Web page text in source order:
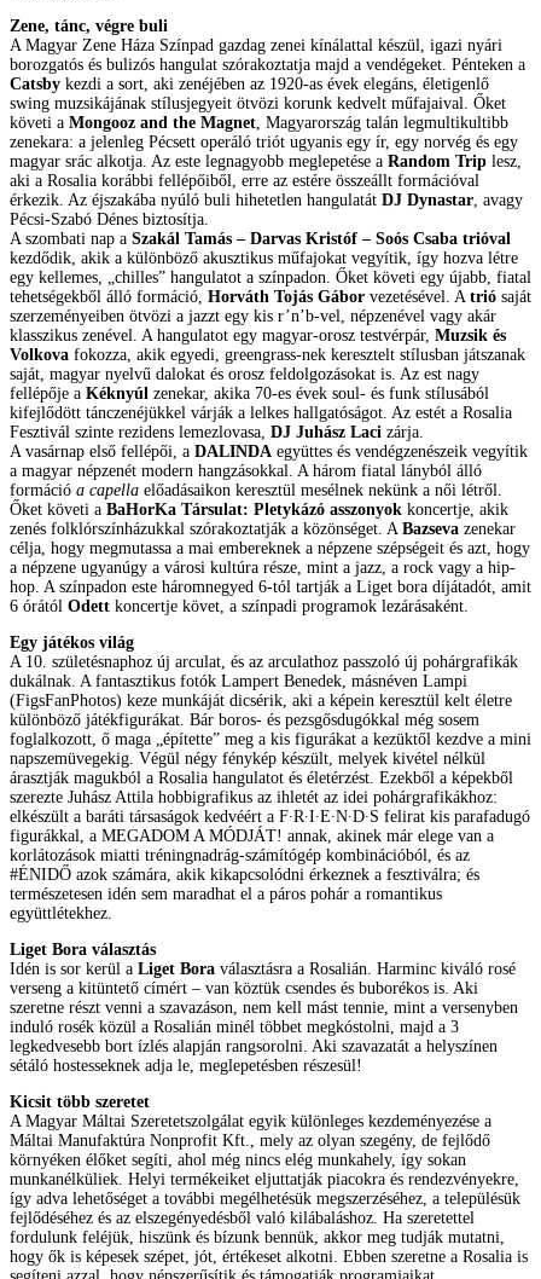
Zene, tánc, végre buli
A Magyar Zene Háza Színpad gazdag zenei kínálattal készül, igazi nyári
borozgatós és bulizós hangulat szórakoztatja majd a vendégeket. Pénteken a
Catsby kezdi a sort, aki zenéjében az 1920-as évek elegáns, életigenlő
swing muzsikájának stílusjegyeit ötvözi korunk kedvelt műfajaival. Őket
követi a Mongooz and the Magnet , Magyarország talán legmultikultibb
zenekara: a jelenleg Pécsett operáló triót ugyanis egy ír, egy norvég és egy
magyar srác alkotja. Az este legnagyobb meglepetése a Random Trip lesz,
aki a Rosalia korábbi fellépőiből, erre az estére összeállt formációval
érkezik. Az éjszakába nyúló buli hihetetlen hangulatát DJ Dynastar , avagy
Pécsi-Szabó Dénes biztosítja.
A szombati nap a Szakál Tamás – Darvas Kristóf – Soós Csaba trióval
kezdődik, akik a különböző akusztikus műfajokat vegyítik, így hozva létre
egy kellemes, „chilles” hangulatot a színpadon. Őket követi egy újabb, fiatal
tehetségekből álló formáció, Horváth Tojás Gábor vezetésével. A trió saját
szerzeményeiben ötvözi a jazzt egy kis r’n’b-vel, népzenével vagy akár
klasszikus zenével. A hangulatot egy magyar-orosz testvérpár, Muzsik és
Volkova fokozza, akik egyedi, greengrass-nek keresztelt stílusban játszanak
saját, magyar nyelvű dalokat és orosz feldolgozásokat is. Az est nagy
fellépője a Kéknyúl zenekar, akika 70-es évek soul- és funk stílusából
kifejlődött tánczenéjükkel várják a lelkes hallgatóságot. Az estét a Rosalia
Fesztivál szinte rezidens lemezlovasa, DJ Juhász Laci zárja.
A vasárnap első fellépői, a DALINDA együttes és vendégzenészeik vegyítik
a magyar népzenét modern hangzásokkal. A három fiatal lányból álló
formáció a capella előadásaikon keresztül mesélnek nekünk a női létről.
Őket követi a BaHorKa Társulat: Pletykázó asszonyok koncertje, akik
zenés folklórszínházukkal szórakoztatják a közönséget. A Bazseva zenekar
célja, hogy megmutassa a mai embereknek a népzene szépségeit és azt, hogy
a népzene ugyanúgy a városi kultúra része, mint a jazz, a rock vagy a hip-
hop. A színpadon este háromnegyed 6-tól tartják a Liget bora díjátadót, amit
6 órától Odett koncertje követ, a színpadi programok lezárásaként.
Egy játékos világ
A 10. születésnaphoz új arculat, és az arculathoz passzoló új pohárgrafikák
dukálnak. A fantasztikus fotók Lampert Benedek, másnéven Lampi
(FigsFanPhotos) keze munkáját dicsérik, aki a képein keresztül kelt életre
különböző játékfigurákat. Bár boros- és pezsgősdugókkal még sosem
foglalkozott, ő maga „építette” meg a kis figurákat a kezüktől kezdve a mini
napszemüvegekig. Végül négy fénykép készült, melyek kivétel nélkül
árasztják magukból a Rosalia hangulatot és életérzést. Ezekből a képekből
szerezte Juhász Attila hobbigrafikus az ihletét az idei pohárgrafikákhoz:
elkészült a baráti társaságok kedvéért a F∙R∙I∙E∙N∙D∙S felirat kis parafadugó
figurákkal, a MEGADOM A MÓDJÁT! annak, akinek már elege van a
korlátozások miatti tréningnadrág-számítógép kombinációból, és az
#ÉNIDŐ azok számára, akik kikapcsolódni érkeznek a fesztiválra; és
természetesen idén sem maradhat el a páros pohár a romantikus
együttlétekhez.
Liget Bora választás
Idén is sor kerül a Liget Bora választásra a Rosalián. Harminc kiváló rosé
verseng a kitüntető címért – van köztük csendes és buborékos is. Aki
szeretne részt venni a szavazáson, nem kell mást tennie, mint a versenyben
induló rosék közül a Rosalián minél többet megkóstolni, majd a 3
legkedvesebb bort ízlés alapján rangsorolni. Aki szavazatát a helyszínen
sétáló hostesseknek adja le, meglepetésben részesül!
Kicsit több szeretet
A Magyar Máltai Szeretetszolgálat egyik különleges kezdeményezése a
Máltai Manufaktúra Nonprofit Kft., mely az olyan szegény, de fejlődő
környéken élőket segíti, ahol még nincs elég munkahely, így sokan
munkanélküliek. Helyi termékeiket eljuttatják piacokra és rendezvényekre,
így adva lehetőséget a további megélhetésük megszerzéséhez, a településük
fejlődéséhez és az elszegényedésből való kilábaláshoz. Ha szeretettel
fordulunk feléjük, hiszünk és bízunk bennük, akkor meg tudják mutatni,
hogy ők is képesek szépet, jót, értékeset alkotni. Ebben szeretne a Rosalia is